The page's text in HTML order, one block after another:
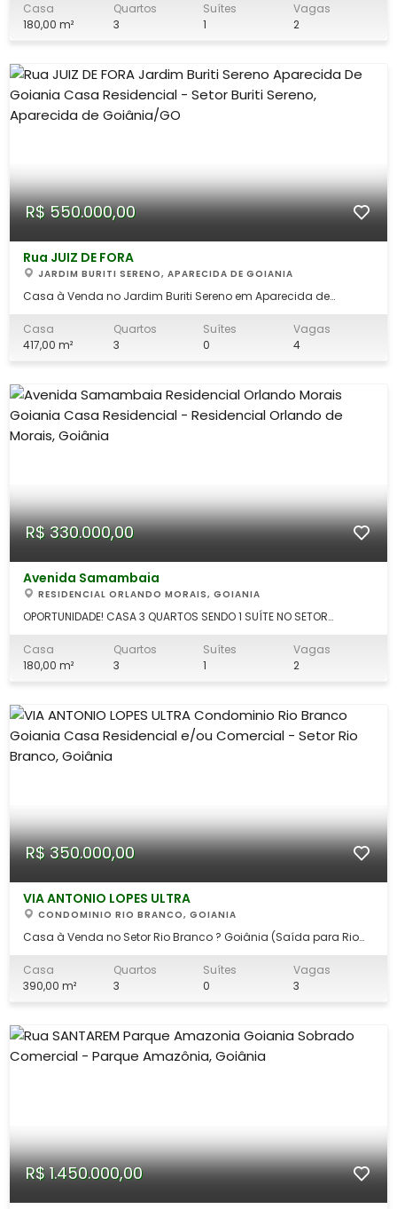
casa própria em uma das regiões que mais crescem em
Goiânia. Imóvel residencial localizado na Avenida Bacuri, no
Casa
180,00 m²
Quartos
3
Suítes
1
Vagas
2
R$ 550.000,00
Rua JUIZ DE FORA
JARDIM BURITI SERENO, APARECIDA DE GOIANIA
Casa à Venda no Jardim Buriti Sereno em Aparecida de
espaço e localização estratégica no Setor Jardim Buriti Sereno.
Esta casa está situada na Rua Juiz de Fora, em uma região
Casa
417,00 m²
Quartos
3
Suítes
0
Vagas
4
R$ 330.000,00
Avenida Samambaia
RESIDENCIAL ORLANDO MORAIS, GOIANIA
OPORTUNIDADE! CASA 3 QUARTOS SENDO 1 SUÍTE NO SETOR
com excelente distribuição interna e ótimo padrão de
acabamento ? perfeito para quem busca conforto, praticidade
Casa
180,00 m²
Quartos
3
Suítes
1
Vagas
2
R$ 350.000,00
VIA ANTONIO LOPES ULTRA
CONDOMINIO RIO BRANCO, GOIANIA
Casa à Venda no Setor Rio Branco ? Goiânia (Saída para Rio
Goiânia ? GO Terreno: 390 m² Área construída: aprox. 150 m²
Características do imóvel: - 03 quartos simples | Banheiro
Casa
390,00 m²
Quartos
3
Suítes
0
Vagas
3
R$ 1.450.000,00